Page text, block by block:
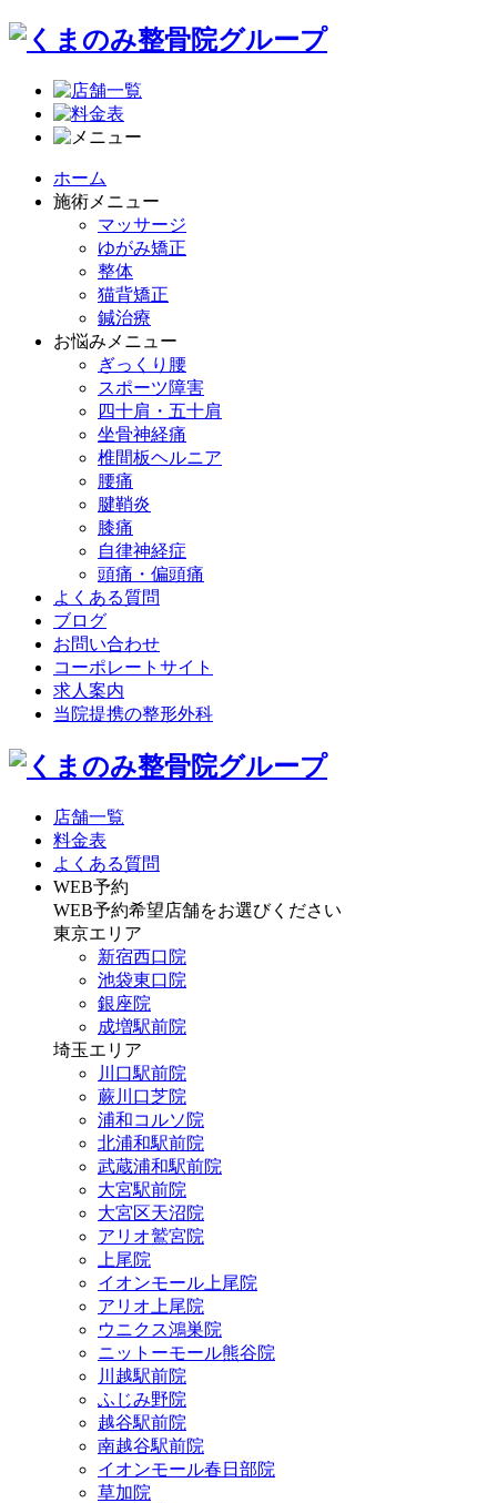
ホーム
施術メニュー
マッサージ
ゆがみ矯正
整体
猫背矯正
鍼治療
お悩みメニュー
ぎっくり腰
スポーツ障害
四十肩・五十肩
坐骨神経痛
椎間板ヘルニア
腰痛
腱鞘炎
膝痛
自律神経症
頭痛・偏頭痛
よくある質問
ブログ
お問い合わせ
コーポレートサイト
求人案内
当院提携の整形外科
店舗一覧
料金表
よくある質問
WEB予約
WEB予約希望店舗をお選びください
東京エリア
新宿西口院
池袋東口院
銀座院
成増駅前院
埼玉エリア
川口駅前院
蕨川口芝院
浦和コルソ院
北浦和駅前院
武蔵浦和駅前院
大宮駅前院
大宮区天沼院
アリオ鷲宮院
上尾院
イオンモール上尾院
アリオ上尾院
ウニクス鴻巣院
ニットーモール熊谷院
川越駅前院
ふじみ野院
越谷駅前院
南越谷駅前院
イオンモール春日部院
草加院